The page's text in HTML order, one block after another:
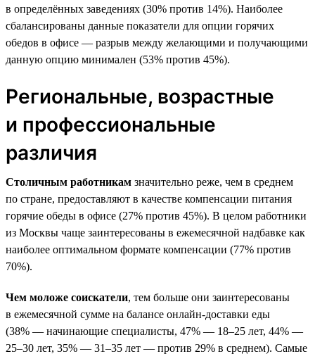
в определённых заведениях (30% против 14%). Наиболее
сбалансированы данные показатели для опции горячих
обедов в офисе — разрыв между желающими и получающими
данную опцию минимален (53% против 45%).
Региональные, возрастные
и профессиональные
различия
Столичным работникам значительно реже, чем в среднем
по стране, предоставляют в качестве компенсации питания
горячие обеды в офисе (27% против 45%). В целом работники
из Москвы чаще заинтересованы в ежемесячной надбавке как
наиболее оптимальном формате компенсации (77% против
70%).
Чем моложе соискатели, тем больше они заинтересованы
в ежемесячной сумме на балансе онлайн-доставки еды
(38% — начинающие специалисты, 47% — 18–25 лет, 44% —
25–30 лет, 35% — 31–35 лет — против 29% в среднем). Самые